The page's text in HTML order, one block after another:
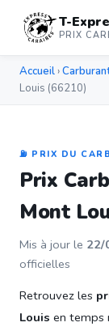
T-
PRIX
Accueil ›
Louis (66210)
⛽ PRIX DU
Prix
Mont
Mis à jour le 22/
officielles
Retrouvez les
Louis en temps